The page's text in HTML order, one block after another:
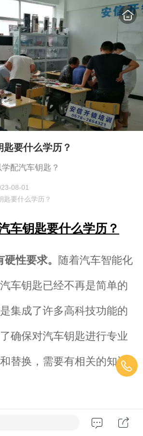
要什么学历？
配汽车钥匙？
08-01
匙要什么学历？
车钥匙要什么学历？
性要求。 随着汽车智能化
车钥匙已经不再是简单的
集成了许多高科技功能的
确保对汽车钥匙进行专业
替换，需要有相关的知识